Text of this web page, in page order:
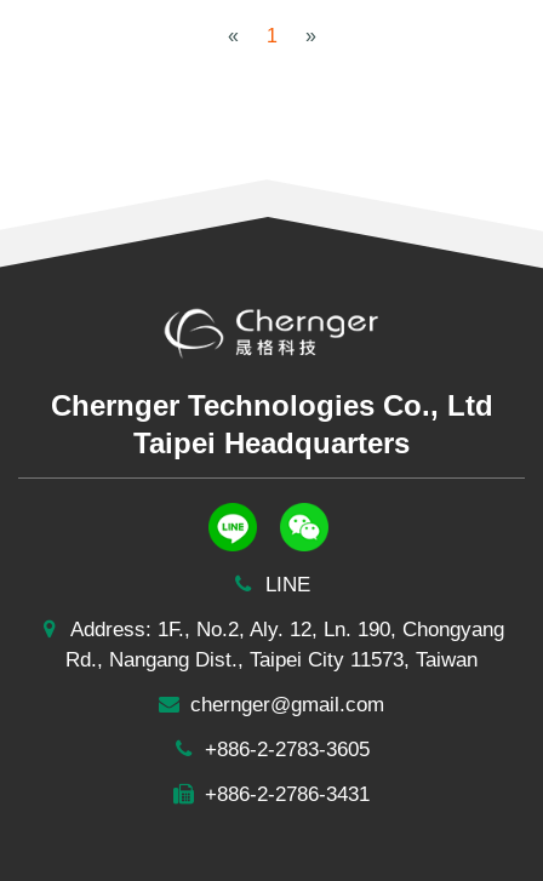
« 1 »
Chernger Technologies Co., Ltd
Taipei Headquarters
LINE
Address: 1F., No.2, Aly. 12, Ln. 190, Chongyang
Rd., Nangang Dist., Taipei City 11573, Taiwan
chernger@gmail.com
+886-2-2783-3605
+886-2-2786-3431